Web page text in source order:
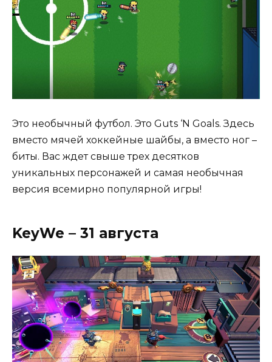
Это необычный футбол. Это Guts ‘N Goals. Здесь
вместо мячей хоккейные шайбы, а вместо ног –
биты. Вас ждет свыше трех десятков
уникальных персонажей и самая необычная
версия всемирно популярной игры!
KeyWe – 31 августа